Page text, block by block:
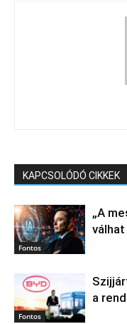
KAPCSOLÓDÓ CIKKEK
Fontos
„A
Fontos
a